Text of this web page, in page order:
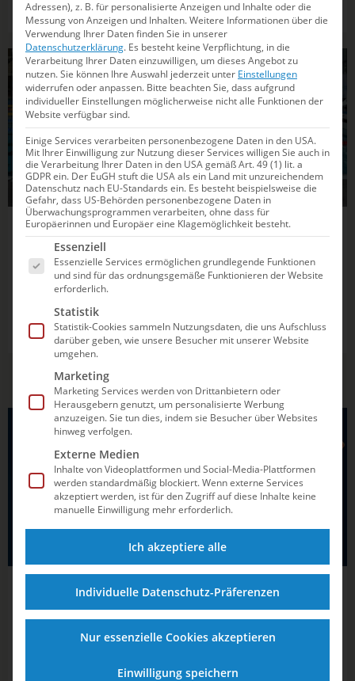
Schwimmer*innen die fünf Goldmedaillen gewannen.
SCHWIMMEN
17.07.2026 08:30
CECJM in Ljubljana: Die Links zum
Livestream und allen Ergebnissen
Der Deutsche Schwimm-Verband schickt ab heute 27
Talente aus den Jahrgängen 2011 und 2012 an den Start.
SCHWIMMEN
16.07.2026 17:50
Finals 2026 in Hannover: In diesen
Rennen sieht man die namhaften
Adressen), z. B. für personalisierte Anzeigen und Inhalte oder die
Messung von Anzeigen und Inhalten.Weitere Informationen über die
Verwendung Ihrer Daten finden Sie in unserer
Datenschutzerklärung. Es besteht keine Verpflichtung, in die
Verarbeitung Ihrer Daten einzuwilligen, um dieses Angebot zu
nutzen.Sie können Ihre Auswahl jederzeit unter Einstellungen
widerrufen oder anpassen. Bitte beachten Sie, dass aufgrund
individueller Einstellungen möglicherweise nicht alle Funktionen der
Website verfügbar sind.
Einige Services verarbeiten personenbezogene Daten in den USA.
Mit Ihrer Einwilligung zur Nutzung dieser Services willigen Sie auch in
die Verarbeitung Ihrer Daten in den USA gemäß Art. 49 (1) lit. a
GDPR ein. Der EuGH stuft die USA als ein Land mit unzureichendem
Datenschutz nach EU-Standards ein. Es besteht beispielsweise die
Gefahr, dass US-Behörden personenbezogene Daten in
Überwachungsprogrammen verarbeiten, ohne dass für
Europäerinnen und Europäer eine Klagemöglichkeit besteht.
Es folgt eine Liste der Service-Gruppen, für die
Essenziell
Essenzielle Services ermöglichen grundlegende Funktionen
und sind für das ordnungsgemäße Funktionieren der Website
erforderlich.
Statistik
Statistik-Cookies sammeln Nutzungsdaten, die uns Aufschluss
darüber geben, wie unsere Besucher mit unserer Website
umgehen.
Marketing
Marketing Services werden von Drittanbietern oder
Herausgebern genutzt, um personalisierte Werbung
anzuzeigen. Sie tun dies, indem sie Besucher über Websites
hinweg verfolgen.
Externe Medien
Inhalte von Videoplattformen und Social-Media-Plattformen
werden standardmäßig blockiert. Wenn externe Services
akzeptiert werden, ist für den Zugriff auf diese Inhalte keine
manuelle Einwilligung mehr erforderlich.
Ich akzeptiere alle
Individuelle Datenschutz-Präferenzen
Nur essenzielle Cookies akzeptieren
Einwilligung speichern